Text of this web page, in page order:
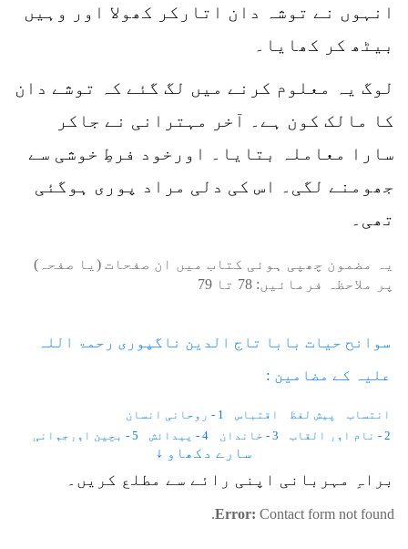
انہوں نے توشہ دان اتارکر کھولا اور وہیں
بیٹھ کر کھایا۔
لوگ یہ معلوم کرنے میں لگ گئے کہ توشے دان
کا مالک کون ہے۔ آخر مہترانی نے جاکر
سارا معاملہ بتایا۔ اورخود فرطِ خوشی سے
جھومنے لگی۔ اس کی دلی مراد پوری ہوگئی
تھی۔
یہ مضمون چھپی ہوئی کتاب میں ان صفحات (یا صفحہ)
پر ملاحظہ فرمائیں: 78 تا 79
سوانح حیات بابا تاج الدین ناگپوری رحمۃ اللہ
علیہ کے مضامین :
انتساب پیش لفظ اقتباس
1 - روحانی انسان
2 - نام اور القاب
3 - خاندان 4 - پیدائش
5 - بچپن اورجوانی
10 - شکردرہ میں قیام
11 - واکی میں قیام
15 - رحمت و شفقت
16 - تعلیم و تلقین
سارے دکھاو ↓
براہِ مہربانی اپنی رائے سے مطلع کریں۔
Error: Contact form not found.